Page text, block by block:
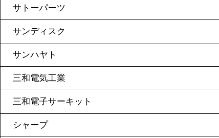
サトーパーツ
サンディスク
サンハヤト
三和電気工業
三和電子サーキット
シャープ